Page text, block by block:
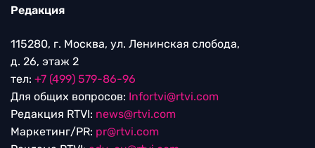
Редакция
115280, г. Москва, ул. Ленинская слобода,
д. 26, этаж 2
тел: +7 (499) 579-86-96
Для общих вопросов: Infortvi@rtvi.com
Редакция RTVI: news@rtvi.com
Маркетинг/PR: pr@rtvi.com